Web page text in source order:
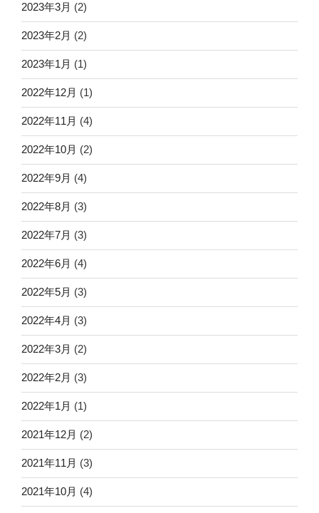
2023年3月 (2)
2023年2月 (2)
2023年1月 (1)
2022年12月 (1)
2022年11月 (4)
2022年10月 (2)
2022年9月 (4)
2022年8月 (3)
2022年7月 (3)
2022年6月 (4)
2022年5月 (3)
2022年4月 (3)
2022年3月 (2)
2022年2月 (3)
2022年1月 (1)
2021年12月 (2)
2021年11月 (3)
2021年10月 (4)